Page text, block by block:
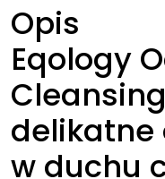
Opis
Eqology
delikatne
w duchu